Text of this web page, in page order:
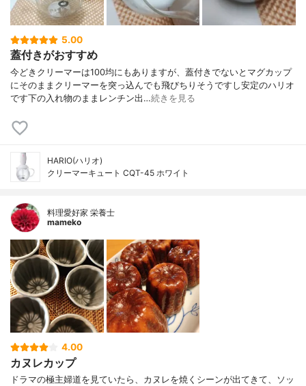
5.00
蓋付きがおすすめ
今どきクリーマーは100均にもありますが、蓋付きでないとマグカップ
にそのままクリーマーを突っ込んでも飛びちりそうですし安定のハリオ
です下の入れ物のままレンチン出…続きを見る
HARIO(ハリオ)
クリーマーキュート CQT-45 ホワイト
料理愛好家 栄養士
mameko
4.00
カヌレカップ
ドラマの極主婦道を見ていたら、カヌレを焼くシーンが出てきて、ソッ